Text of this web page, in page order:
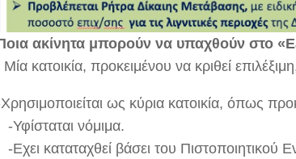
ακίνητα μπορούν να υπαχθούν στο
Μία κατοικία, προκειμένου να κριθεί
ως κύρια κατοικία, όπως
-Υφίσταται νόμιμα.
-Εχει καταταχθεί βάσει του